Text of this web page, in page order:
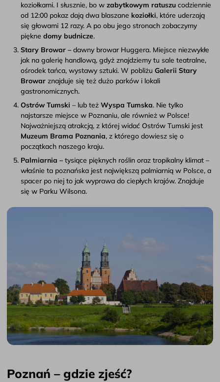
koziołkami. I słusznie, bo w zabytkowym ratuszu codziennie
od 12:00 pokaz dają dwa blaszane koziołki, które uderzają
się głowami 12 razy. A po obu jego stronach zobaczymy
piękne domy budnicze.
Stary Browar – dawny browar Huggera. Miejsce niezwykłe
jak na galerię handlową, gdyż znajdziemy tu sale teatralne,
ośrodek tańca, wystawy sztuki. W pobliżu Galerii Stary
Browar znajduje się też dużo parków i lokali
gastronomicznych.
Ostrów Tumski – lub też Wyspa Tumska. Nie tylko
najstarsze miejsce w Poznaniu, ale również w Polsce!
Najważniejszą atrakcją, z której widać Ostrów Tumski jest
Muzeum Brama Poznania, z którego dowiesz się o
początkach naszego kraju.
Palmiarnia – tysiące pięknych roślin oraz tropikalny klimat –
właśnie ta poznańska jest największą palmiarnią w Polsce, a
spacer po niej to jak wyprawa do ciepłych krajów. Znajduje
się w Parku Wilsona.
Poznań – gdzie zjeść?